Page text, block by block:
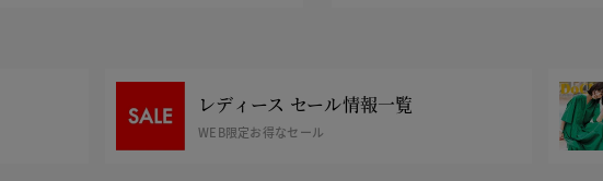
レディース セール情報一覧
WEB限定お得なセール